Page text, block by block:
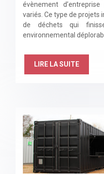
évènement
variés. Ce type de projets
de déchets qui
environnemental
LIRE LA SUITE